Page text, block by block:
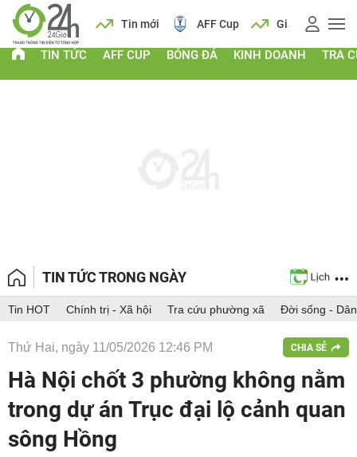
Lịch Tin mới AFF Cup Giá vàng
TIN TỨC AFF CUP BÓNG ĐÁ KINH DOANH TRA
TIN TỨC TRONG NGÀY
Tin HOT Chính trị - Xã hội Tra cứu phường xã Đời sống -
Thứ Hai, ngày 11/05/2026 12:46 PM CHIA SẺ
Hà Nội chốt 3 phường không nằm
trong dự án Trục đại lộ cảnh quan
sông Hồng